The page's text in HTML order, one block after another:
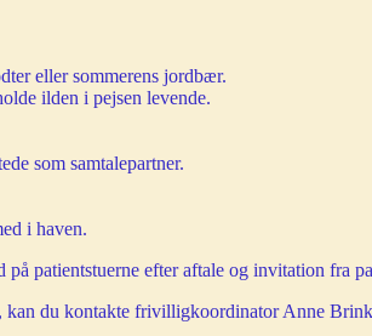
eller sommerens jordbær.
ilden i pejsen levende.
som samtalepartner.
i haven.
patientstuerne efter aftale og invitation fra
kan du kontakte frivilligkoordinator Anne